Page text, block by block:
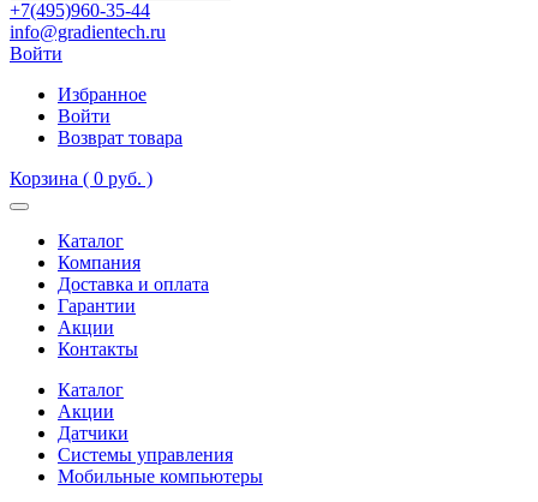
+7(495)960-35-44
info@gradientech.ru
Войти
Избранное
Войти
Возврат товара
Корзина ( 0 руб. )
Каталог
Компания
Доставка и оплата
Гарантии
Акции
Контакты
Каталог
Акции
Датчики
Системы управления
Мобильные компьютеры